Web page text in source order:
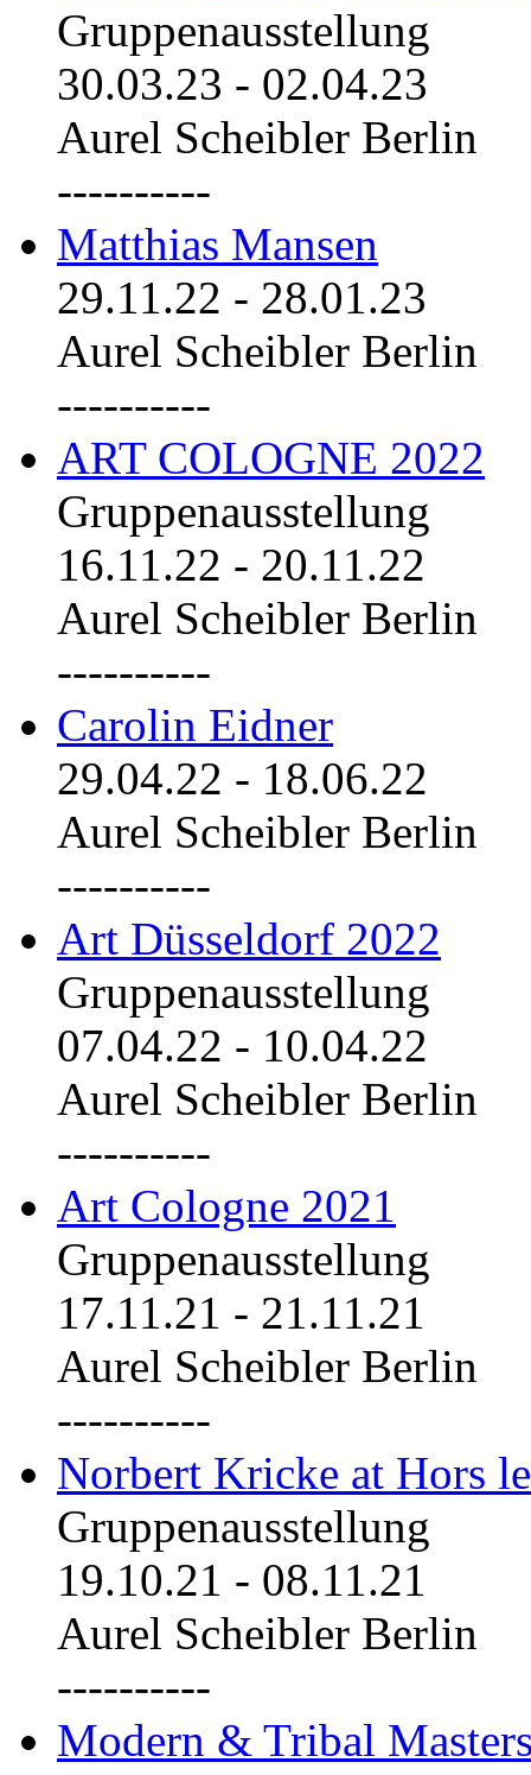
Gruppenausstellung
30.03.23 - 02.04.23
Aurel Scheibler Berlin
----------
Matthias Mansen
29.11.22 - 28.01.23
Aurel Scheibler Berlin
----------
ART COLOGNE 2022
Gruppenausstellung
16.11.22 - 20.11.22
Aurel Scheibler Berlin
----------
Carolin Eidner
29.04.22 - 18.06.22
Aurel Scheibler Berlin
----------
Art Düsseldorf 2022
Gruppenausstellung
07.04.22 - 10.04.22
Aurel Scheibler Berlin
----------
Art Cologne 2021
Gruppenausstellung
17.11.21 - 21.11.21
Aurel Scheibler Berlin
----------
Norbert Kricke at Hors
Gruppenausstellung
19.10.21 - 08.11.21
Aurel Scheibler Berlin
----------
Modern & Tribal